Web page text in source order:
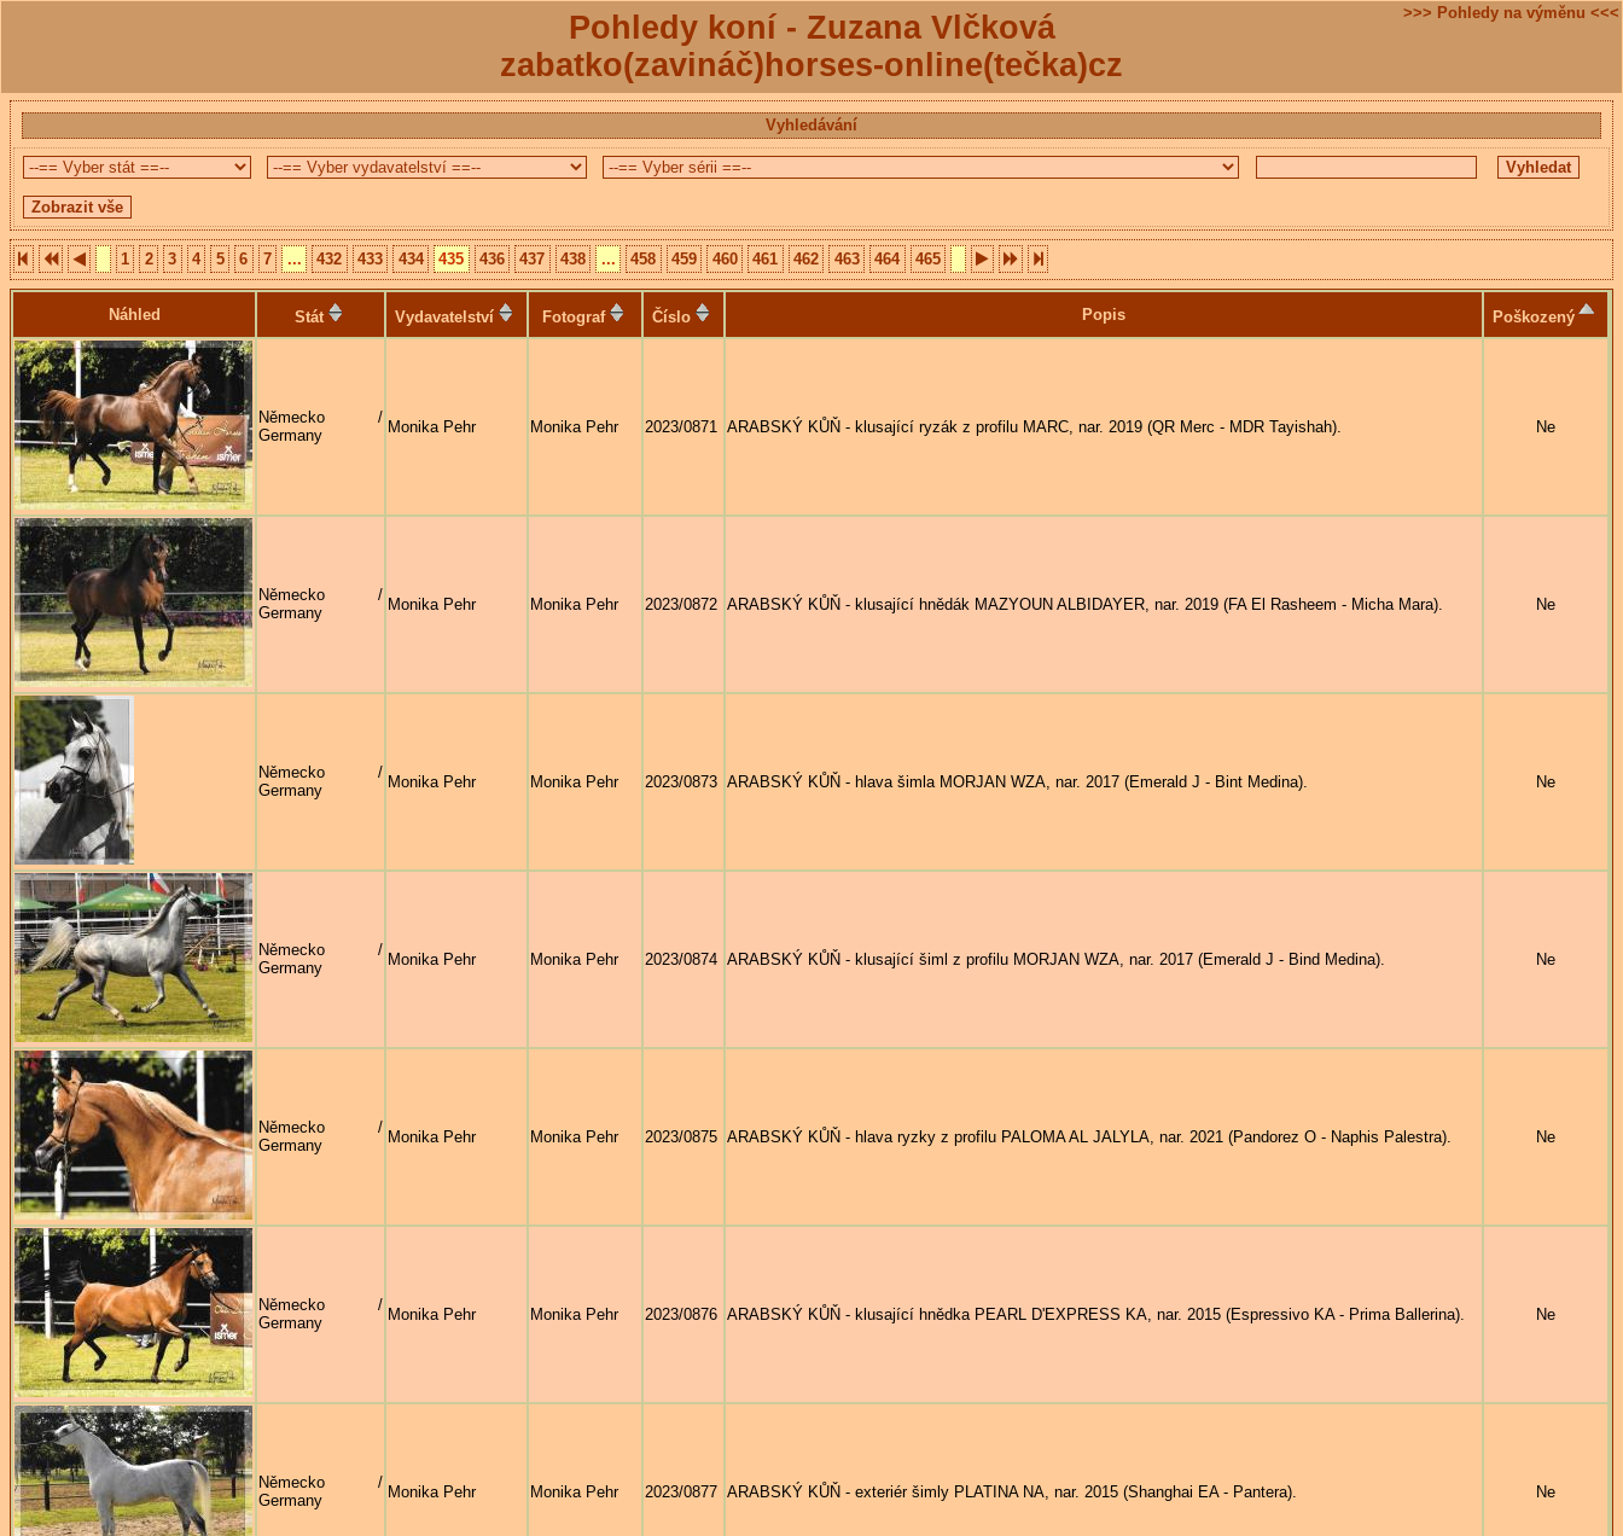
Pohledy koní - Zuzana Vlčková
zabatko(zavináč)horses-online(tečka)cz
>>> Pohledy na výměnu <<<
Vyhledávání
1 2 3 4 5 6 7 ... 432 433 434 435 436 437 438 ... 458 459 460 461 462 463 464 465
Náhled Stát Vydavatelství Fotograf Číslo Popis Poškozený
Německo /
Germany
Monika Pehr Monika Pehr 2023/0871 ARABSKÝ KŮŇ - klusající ryzák z profilu MARC, nar. 2019 (QR Merc - MDR Tayishah). Ne
Německo /
Germany
Monika Pehr Monika Pehr 2023/0872 ARABSKÝ KŮŇ - klusající hnědák MAZYOUN ALBIDAYER, nar. 2019 (FA El Rasheem - Micha Mara). Ne
Německo /
Germany
Monika Pehr Monika Pehr 2023/0873 ARABSKÝ KŮŇ - hlava šimla MORJAN WZA, nar. 2017 (Emerald J - Bint Medina). Ne
Německo /
Germany
Monika Pehr Monika Pehr 2023/0874 ARABSKÝ KŮŇ - klusající šiml z profilu MORJAN WZA, nar. 2017 (Emerald J - Bind Medina). Ne
Německo /
Germany
Monika Pehr Monika Pehr 2023/0875 ARABSKÝ KŮŇ - hlava ryzky z profilu PALOMA AL JALYLA, nar. 2021 (Pandorez O - Naphis Palestra). Ne
Německo /
Germany
Monika Pehr Monika Pehr 2023/0876 ARABSKÝ KŮŇ - klusající hnědka PEARL D'EXPRESS KA, nar. 2015 (Espressivo KA - Prima Ballerina). Ne
Německo /
Germany
Monika Pehr Monika Pehr 2023/0877 ARABSKÝ KŮŇ - exteriér šimly PLATINA NA, nar. 2015 (Shanghai EA - Pantera). Ne